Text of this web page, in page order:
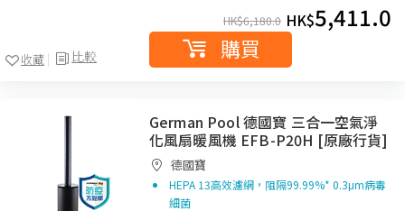
比較
收藏
HK$6,180.0 HK$5,411.0
購買
German Pool 德國寶 三合一空氣淨
化風扇暖風機 EFB-P20H [原廠行貨]
德國寶
HEPA 13高效濾網，阻隔99.99%* 0.3μm病毒
細菌